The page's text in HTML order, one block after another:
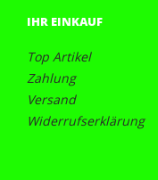
IHR EINKAUF
Top Artikel
Zahlung
Versand
Widerrufserklärung